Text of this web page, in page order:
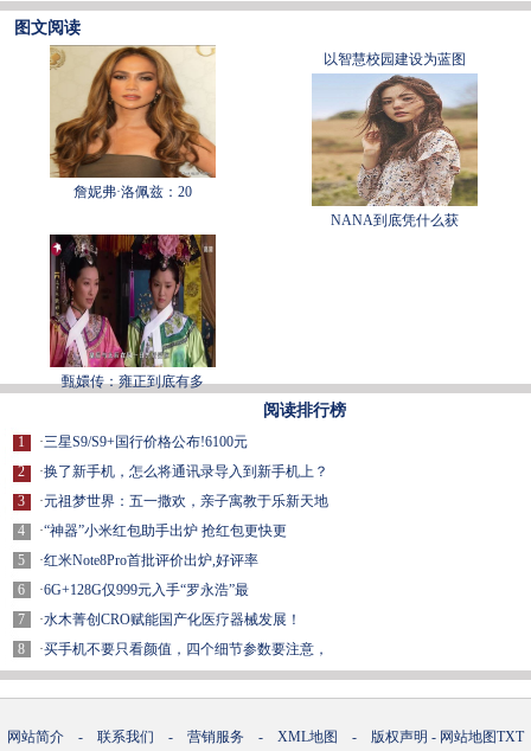
图文阅读
詹妮弗·洛佩兹：20
以智慧校园建设为蓝图
NANA到底凭什么获
甄嬛传：雍正到底有多
阅读排行榜
1
2
3
4
5
6
7
8
·三星S9/S9+国行价格公布!6100元
·换了新手机，怎么将通讯录导入到新手机上？
·元祖梦世界：五一撒欢，亲子寓教于乐新天地
·“神器”小米红包助手出炉 抢红包更快更
·红米Note8Pro首批评价出炉,好评率
·6G+128G仅999元入手“罗永浩”最
·水木菁创CRO赋能国产化医疗器械发展！
·买手机不要只看颜值，四个细节参数要注意，
网站简介 - 联系我们 - 营销服务 - XML地图 - 版权声明 - 网站地图TXT